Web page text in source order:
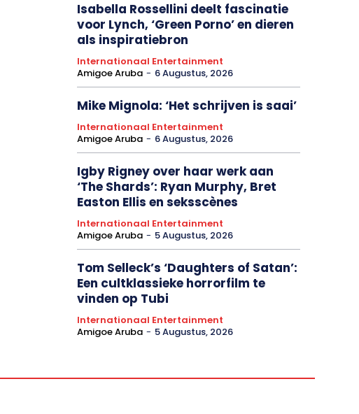
Isabella Rossellini deelt fascinatie
voor Lynch, ‘Green Porno’ en dieren
als inspiratiebron
Internationaal Entertainment
Amigoe Aruba - 6 Augustus, 2026
Mike Mignola: ‘Het schrijven is saai’
Internationaal Entertainment
Amigoe Aruba - 6 Augustus, 2026
Igby Rigney over haar werk aan
‘The Shards’: Ryan Murphy, Bret
Easton Ellis en seksscènes
Internationaal Entertainment
Amigoe Aruba - 5 Augustus, 2026
Tom Selleck’s ‘Daughters of Satan’:
Een cultklassieke horrorfilm te
vinden op Tubi
Internationaal Entertainment
Amigoe Aruba - 5 Augustus, 2026